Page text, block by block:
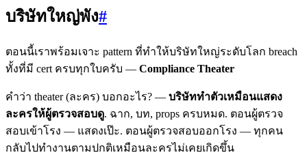
บริษัทใหญ่พัง#
ตอนนี้เราพร้อมเจาะ pattern ที่ทำให้บริษัทใหญ่ระดับโลก breach
ทั้งที่มี cert ครบทุกใบครับ — Compliance Theater
คำว่า theater (ละคร) บอกอะไร? — บริษัททำตัวเหมือนแสดง
ละครให้ผู้ตรวจสอบดู. ฉาก, บท, props ครบหมด. ตอนผู้ตรวจ
สอบเข้าโรง — แสดงเป๊ะ. ตอนผู้ตรวจสอบออกโรง — ทุกคน
กลับไปทำงานตามปกติเหมือนละครไม่เคยเกิดขึ้น